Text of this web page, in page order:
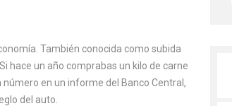
. También conocida como subida
hace un año comprabas un kilo de carne
número en un informe del Banco Central,
del auto.